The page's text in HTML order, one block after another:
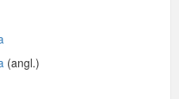
(angl.)